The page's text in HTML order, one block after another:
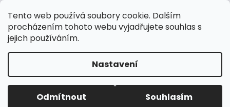
Tento web používá soubory cookie. Dalším
procházením tohoto webu vyjadřujete souhlas s
jejich používáním.
Nastavení
Odmítnout Souhlasím
Copyright 2026WINDSPORT . Všechna práva vyhrazena.